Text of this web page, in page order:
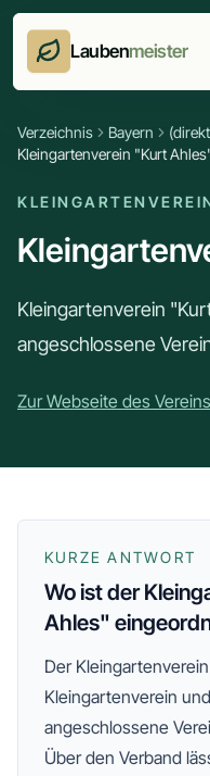
Laubenmeister
Verzeichnis Bayern
Kleingartenverein "Kurt
Kleingartenverein
angeschlossene
Zur Webseite des Vereins
KURZE ANTWORT
Wo ist der
Ahles"
Der
Kleingartenverein
angeschlossene
Über den Verband